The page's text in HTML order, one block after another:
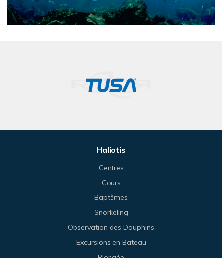
Haliotis
Centres
Cours
Baptêmes
Snorkeling
Observation des Dauphins
Excursions en Bateau